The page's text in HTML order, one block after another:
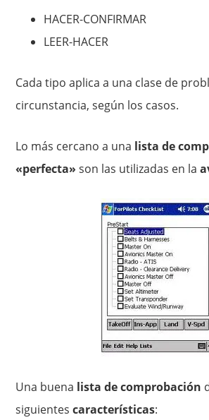
HACER-CONFIRMAR
LEER-HACER
Cada tipo aplica a una clase de
circunstancia, según los casos.
Lo más cercano a una lista de
«perfecta» son las utilizadas en la
Una buena lista de comprobación
siguientescaracterísticas: